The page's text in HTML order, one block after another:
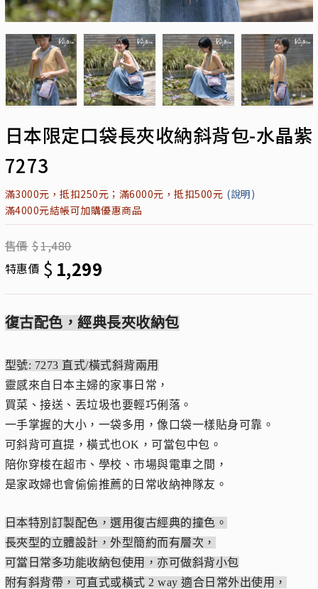
日本限定口袋長夾收納斜背包-水晶紫
7273
滿3000元，抵扣250元；滿6000元，抵扣500元 (說明)
滿4000元結帳可加購優惠商品
售價 $1,480
特惠價 $ 1,299
復古配色，經典長夾收納包
型號: 7273 直式/橫式斜背兩用
靈感來自日本主婦的家事日常，
買菜、接送、丟垃圾也要輕巧俐落。
一手掌握的大小，一袋多用，像口袋一樣貼身可靠。
可斜背可直提，橫式也OK，可當包中包。
陪你穿梭在超市、學校、市場與電車之間，
是家政婦也會偷偷推薦的日常收納神隊友。
日本特別訂製配色，選用復古經典的撞色。
長夾型的立體設計，外型簡約而有層次，
可當日常多功能收納包使用，亦可做斜背小包
附有斜背帶，可直式或橫式 2 way 適合日常外出使用，